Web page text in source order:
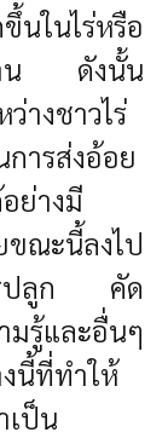
นในไร่หรือ
าน ดังนั้น
างชาวไร่
ารส่งอ้อย
ย่างมี
ณะนี้ลงไป
ารปลูก คัด
มรู้และอื่นๆ
นี้ที่ทำให้
เป็น